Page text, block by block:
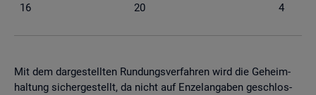
16 20 4
Mit dem dar­ge­stell­ten Run­dungs­ver­fah­ren wird die Ge­heim­
hal­tung si­cher­ge­stellt, da nicht auf En­zel­an­ga­ben ge­schlos­